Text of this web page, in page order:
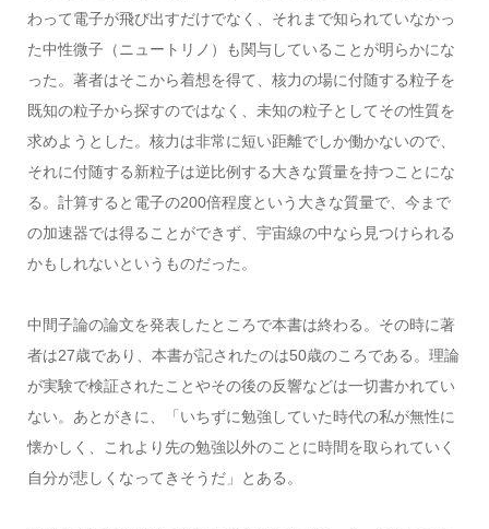
わって電子が飛び出すだけでなく、それまで知られていなかっ
た中性微子（ニュートリノ）も関与していることが明らかにな
った。著者はそこから着想を得て、核力の場に付随する粒子を
既知の粒子から探すのではなく、未知の粒子としてその性質を
求めようとした。核力は非常に短い距離でしか働かないので、
それに付随する新粒子は逆比例する大きな質量を持つことにな
る。計算すると電子の200倍程度という大きな質量で、今まで
の加速器では得ることができず、宇宙線の中なら見つけられる
かもしれないというものだった。
中間子論の論文を発表したところで本書は終わる。その時に著
者は27歳であり、本書が記されたのは50歳のころである。理論
が実験で検証されたことやその後の反響などは一切書かれてい
ない。あとがきに、「いちずに勉強していた時代の私が無性に
懐かしく、これより先の勉強以外のことに時間を取られていく
自分が悲しくなってきそうだ」とある。